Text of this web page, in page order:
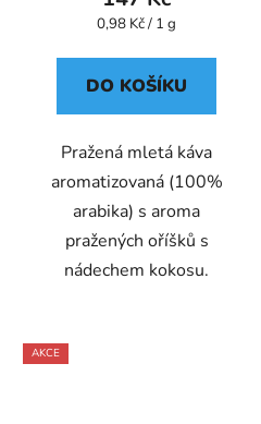
Měrná
0,98 Kč / 1 g
DO KOŠÍKU
Pražená mletá káva
aromatizovaná (100%
arabika) s aroma
pražených oříšků s
nádechem kokosu.
AKCE